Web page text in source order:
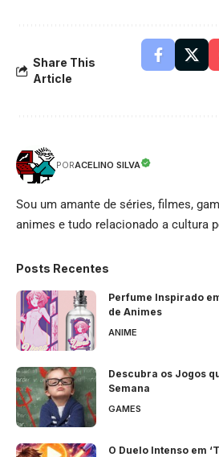
Share This
Article
PORACELINO SILVA
Sou um amante de séries, filmes,
animes e tudo relacionado a cultura
Posts Recentes
Perfume Inspirado
de Animes
ANIME
Descubra os Jogos
Semana
GAMES
O Duelo Intenso em